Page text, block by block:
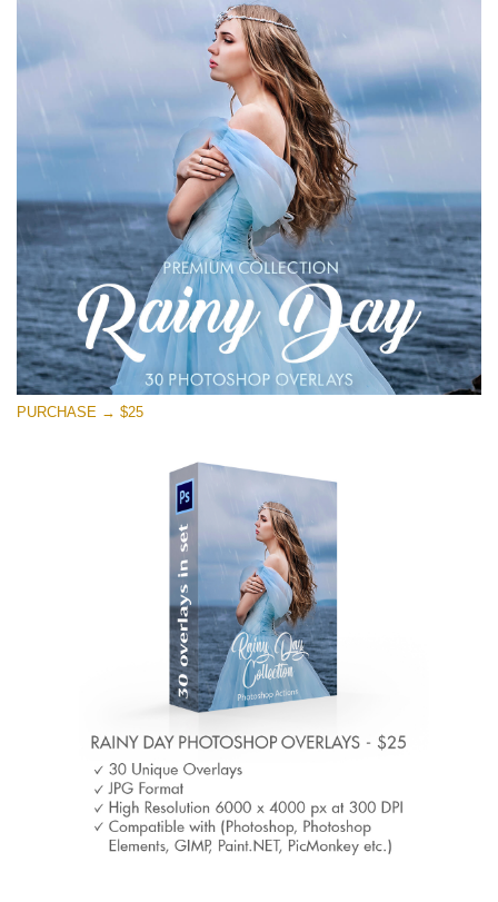
Stažení zdarma
PURCHASE → $25